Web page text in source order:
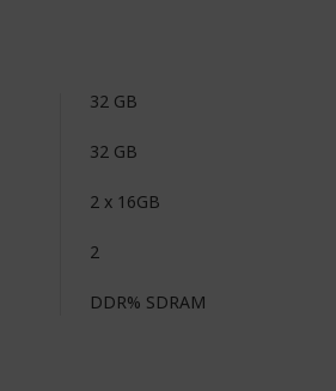
32 GB
32 GB
2 x 16GB
2
DDR% SDRAM